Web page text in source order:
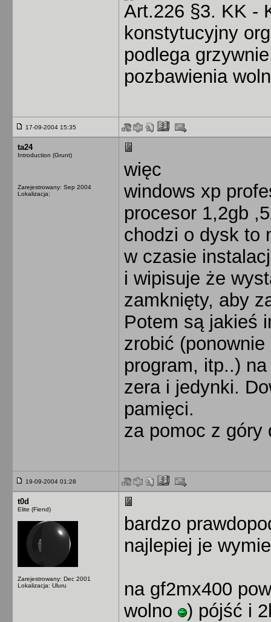
Art.226 §3. KK -
konstytucyjny
podlega
pozbawienia
17-09-2004 15:35
ta24
Introduction (Grunt)
Zarejestrowany: Sep 2004
Lokalizacja:
więc
windows xp
procesor 1,2gb
chodzi o dysk to
w czasie
i wipisuje że
zamknięty, aby
Potem są jakieś
zrobić
program, itp..)
zera i jedynki.
pamięci.
za pomoc z góry
19-09-2004 01:28
t0d
Elite (Fiend)
Zarejestrowany: Dec 2001
Lokalizacja: Uluru
bardzo
najlepiej je
na gf2mx400
wolno
) pójść i